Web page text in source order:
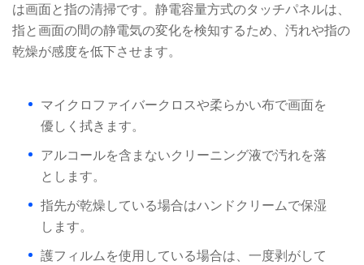
は画面と指の清掃です。静電容量方式のタッチパネルは、
指と画面の間の静電気の変化を検知するため、汚れや指の
乾燥が感度を低下させます。
マイクロファイバークロスや柔らかい布で画面を
優しく拭きます。
アルコールを含まないクリーニング液で汚れを落
とします。
指先が乾燥している場合はハンドクリームで保湿
します。
護フィルムを使用している場合は、一度剥がして